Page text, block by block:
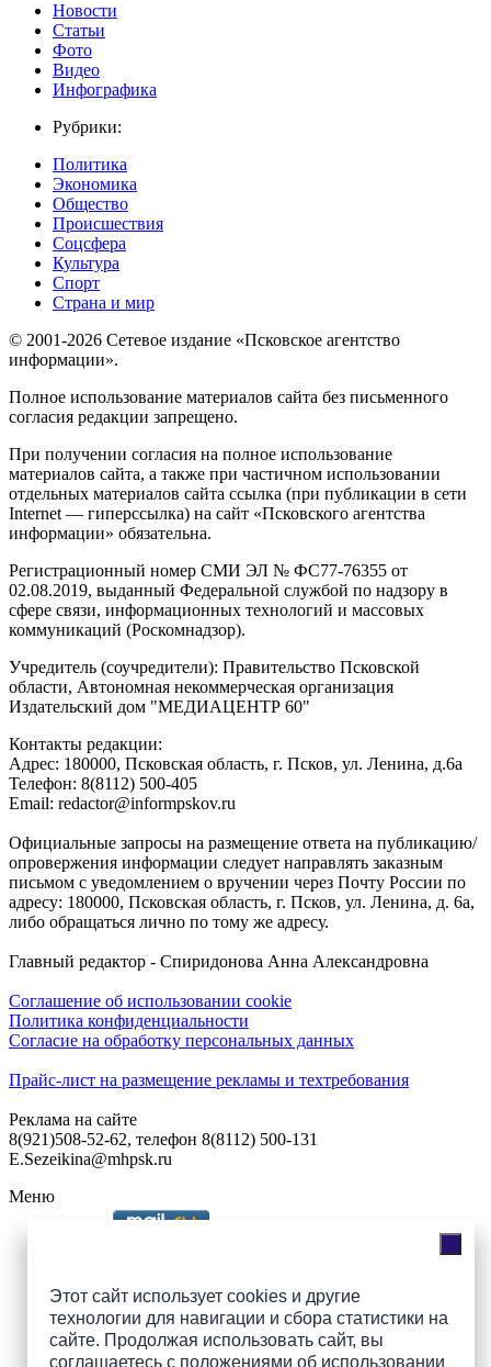
Этот сайт использует cookies и другие
технологии для навигации и сбора статистики на
сайте. Продолжая использовать сайт, вы
соглашаетесь с положениями об использовании
Новости
Статьи
Фото
Видео
Инфографика
Рубрики:
Политика
Экономика
Общество
Происшествия
Соцсфера
Культура
Спорт
Страна и мир
© 2001-2026 Сетевое издание «Псковское агентство
информации».
Полное использование материалов сайта без письменного
согласия редакции запрещено.
При получении согласия на полное использование
материалов сайта, а также при частичном использовании
отдельных материалов сайта ссылка (при публикации в сети
Internet — гиперссылка) на сайт «Псковского агентства
информации» обязательна.
Регистрационный номер СМИ ЭЛ № ФС77-76355 от
02.08.2019, выданный Федеральной службой по надзору в
сфере связи, информационных технологий и массовых
коммуникаций (Роскомнадзор).
Учредитель (соучредители): Правительство Псковской
области, Автономная некоммерческая организация
Издательский дом "МЕДИАЦЕНТР 60"
Контакты редакции:
Адреc: 180000, Псковская область, г. Псков, ул. Ленина, д.6а
Телефон: 8(8112) 500-405
Email: redactor@informpskov.ru
Официальные запросы на размещение ответа на публикацию/
опровержения информации следует направлять заказным
письмом с уведомлением о вручении через Почту России по
адресу: 180000, Псковская область, г. Псков, ул. Ленина, д. 6а,
либо обращаться лично по тому же адресу.
Главный редактор - Спиридонова Анна Александровна
Соглашение об использовании cookie
Политика конфиденциальности
Согласие на обработку персональных данных
Прайс-лист на размещение рекламы и техтребования
Реклама на сайте
8(921)508-52-62, телефон 8(8112) 500-131
E.Sezeikina@mhpsk.ru
Меню
Подпишись на группы